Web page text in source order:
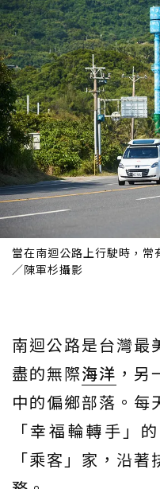
當在南迴公路上行駛時，
／陳軍杉攝影
南迴公路是台灣最
盡的無際海洋 ，
中的偏鄉部落。每
「幸福輪轉手」
「乘客」家，沿